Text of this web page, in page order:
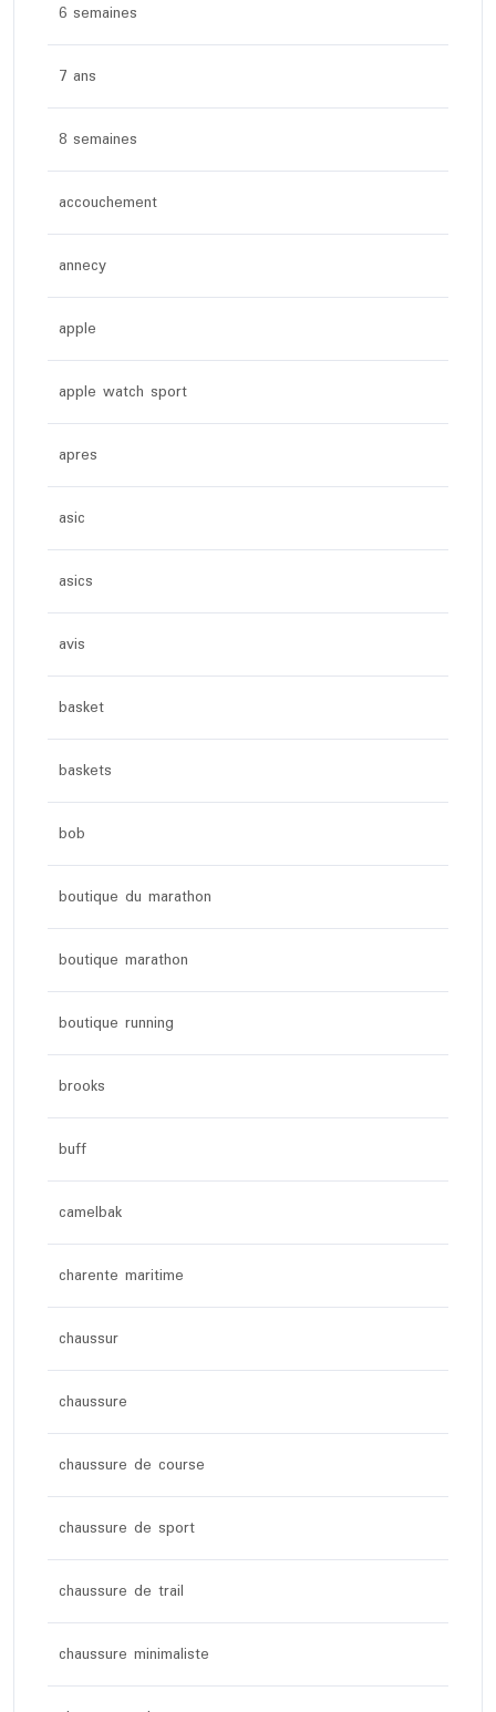
6 semaines
7 ans
8 semaines
accouchement
annecy
apple
apple watch sport
apres
asic
asics
avis
basket
baskets
bob
boutique du marathon
boutique marathon
boutique running
brooks
buff
camelbak
charente maritime
chaussur
chaussure
chaussure de course
chaussure de sport
chaussure de trail
chaussure minimaliste